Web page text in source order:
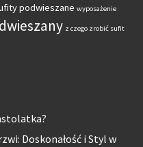
podwieszane wyposażenie
z czego zrobić sufit
Doskonałość i Styl w